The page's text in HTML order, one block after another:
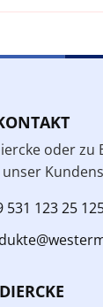
oder zu
531 123 25
DIERCKE